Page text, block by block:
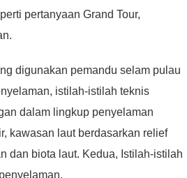
pertanyaan Grand Tour,
digunakan pemandu selam pulau
istilah-istilah teknis
dalam lingkup penyelaman
kawasan laut berdasarkan relief
dan biota laut. Kedua, Istilah-istilah